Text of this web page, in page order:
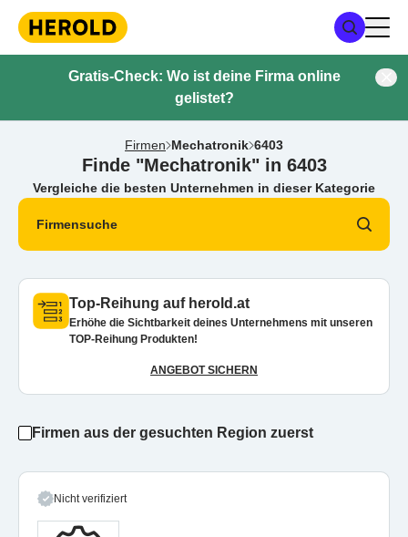
Gratis-Check: Wo ist deine Firma online
gelistet?
Firmen Mechatronik 6403
Finde "Mechatronik" in 6403
Vergleiche die besten Unternehmen in dieser Kategorie
Firmensuche
Top-Reihung auf herold.at
Erhöhe die Sichtbarkeit deines Unternehmens mit unseren
TOP-Reihung Produkten!
ANGEBOT SICHERN
Firmen aus der gesuchten Region zuerst
Nicht verifiziert